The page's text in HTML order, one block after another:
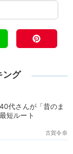
ング
代さんが「昔のま
短ルート
古賀令奈